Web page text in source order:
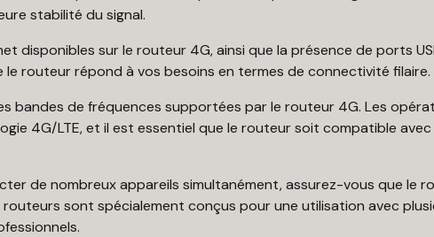
stabilité du signal.
disponibles sur le routeur 4G, ainsi que la présence de ports
routeur répond à vos besoins en termes de connectivité filaire.
bandes de fréquences supportées par le routeur 4G. Les
4G/LTE, et il est essentiel que le routeur soit compatible
de nombreux appareils simultanément, assurez-vous que le
sont spécialement conçus pour une utilisation avec